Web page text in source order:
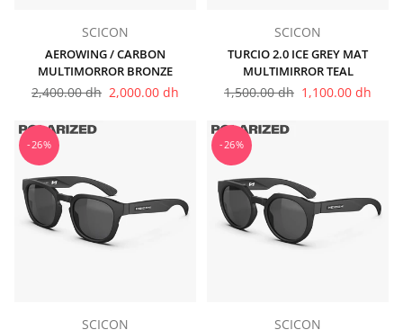
SCICON
AEROWING / CARBON
MULTIMORROR BRONZE
Prix
2,400.00 dh 2,000.00 dh
SCICON
TURCIO 2.0 ICE GREY MAT
MULTIMIRROR TEAL
Prix
1,500.00 dh 1,100.00 dh
-26%
SCICON
-26%
SCICON